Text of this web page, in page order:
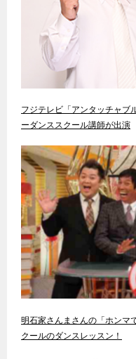
フジテレビ「アンタッチャブ
ーダンススクール講師が出演
明石家さんまさんの「ホンマ
クールのダンスレッスン！